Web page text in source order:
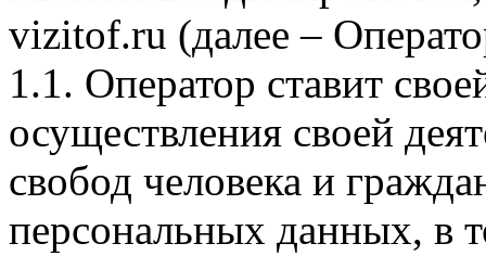
vizitof.ru (далее –
1.1. Оператор ставит
осуществления своей
свобод человека и
персональных данных, в